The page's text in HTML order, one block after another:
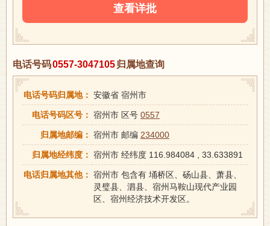
查看详批
电话号码0557-3047105归属地查询
电话号码归属地： 安徽省 宿州市
电话号码区号： 宿州市 区号 0557
归属地邮编： 宿州市 邮编 234000
归属地经纬度： 宿州市 经纬度 116.984084 , 33.633891
电话归属地其他： 宿州市 包含有 埇桥区、砀山县、萧县、
灵璧县、泗县、宿州马鞍山现代产业园
区、宿州经济技术开发区。